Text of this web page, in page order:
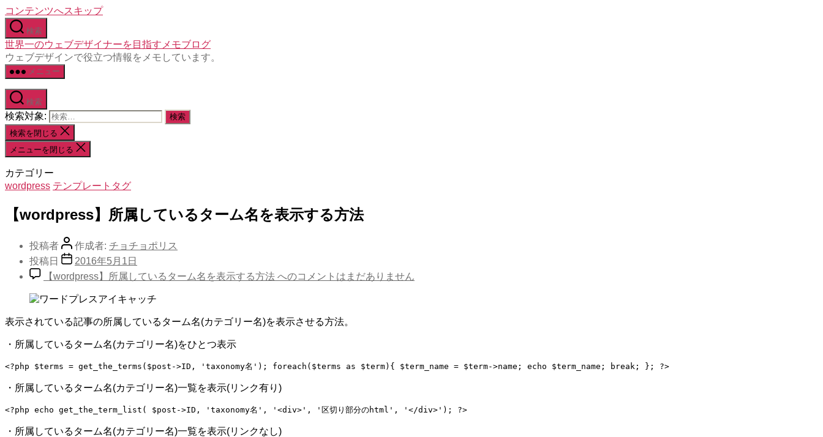
コンテンツへスキップ
検索
世界一のウェブデザイナーを目指すメモブログ
ウェブデザインで役立つ情報をメモしています。
メニュー
検索
検索対象:
検索を閉じる
メニューを閉じる
カテゴリー
wordpress テンプレートタグ
【wordpress】所属しているターム名を表示する方法
投稿者 作成者: チョチョポリス
投稿日
2016年5月1日
【wordpress】所属しているターム名を表示する方法 へのコメントはまだありません
表示されている記事の所属しているターム名(カテゴリー名)を表示させる方法。
・所属しているターム名(カテゴリー名)をひとつ表示
・所属しているターム名(カテゴリー名)一覧を表示(リンク有り)
・所属しているターム名(カテゴリー名)一覧を表示(リンクなし)